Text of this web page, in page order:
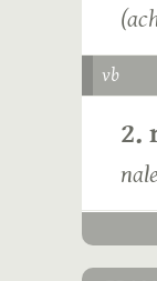
vb
2.